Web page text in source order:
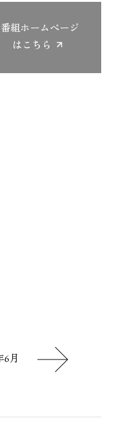
番組ホームページ
はこちら
6月